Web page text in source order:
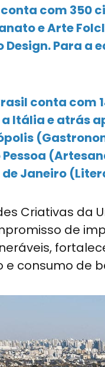
com 350
e Arte
Design. Para a
conta com
Itália e atrás
Janeiro
Criativas da
de
consumo de